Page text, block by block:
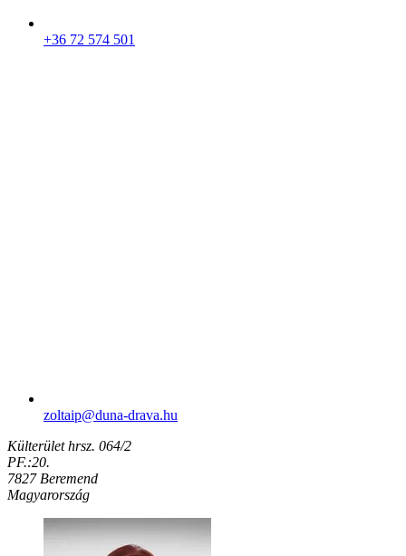
+36 72 574 501
zoltaip​@duna-drava.hu
Külterület hrsz. 064/2
PF.:20.
7827 Beremend
Magyarország